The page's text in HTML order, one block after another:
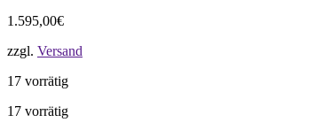
1.595,00€
zzgl. Versand
17 vorrätig
17 vorrätig